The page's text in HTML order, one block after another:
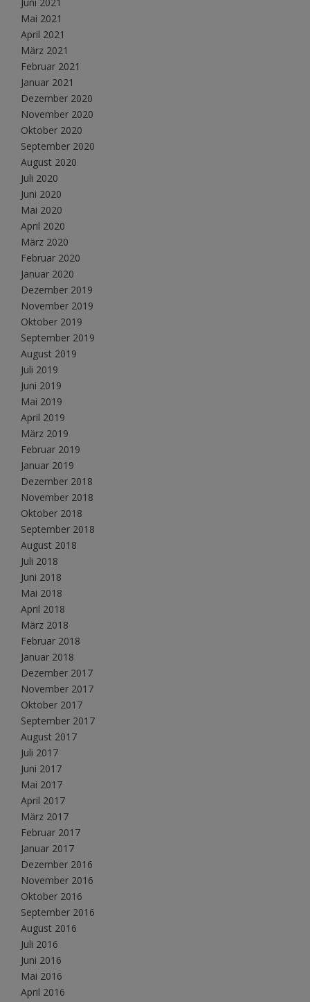
Mai 2021
April 2021
März 2021
Februar 2021
Januar 2021
Dezember 2020
November 2020
Oktober 2020
September 2020
August 2020
Juli 2020
Juni 2020
Mai 2020
April 2020
März 2020
Februar 2020
Januar 2020
Dezember 2019
November 2019
Oktober 2019
September 2019
August 2019
Juli 2019
Juni 2019
Mai 2019
April 2019
März 2019
Februar 2019
Januar 2019
Dezember 2018
November 2018
Oktober 2018
September 2018
August 2018
Juli 2018
Juni 2018
Mai 2018
April 2018
März 2018
Februar 2018
Januar 2018
Dezember 2017
November 2017
Oktober 2017
September 2017
August 2017
Juli 2017
Juni 2017
Mai 2017
April 2017
März 2017
Februar 2017
Januar 2017
Dezember 2016
November 2016
Oktober 2016
September 2016
August 2016
Juli 2016
Juni 2016
Mai 2016
April 2016